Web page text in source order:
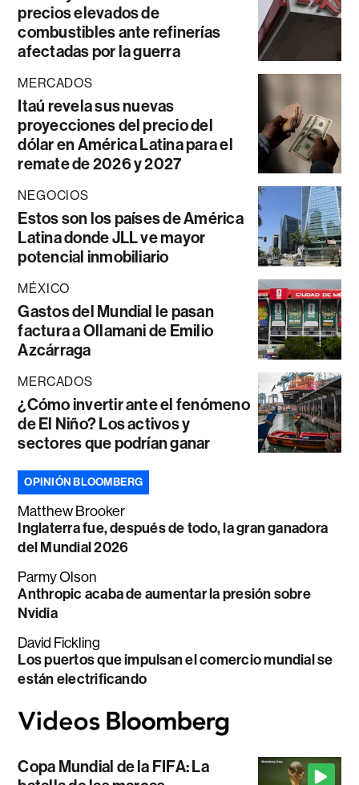
precios elevados de
combustibles ante refinerías
afectadas por la guerra
MERCADOS
Itaú revela sus nuevas
proyecciones del precio del
dólar en América Latina para el
remate de 2026 y 2027
NEGOCIOS
Estos son los países de América
Latina donde JLL ve mayor
potencial inmobiliario
MÉXICO
Gastos del Mundial le pasan
factura a Ollamani de Emilio
Azcárraga
MERCADOS
¿Cómo invertir ante el fenómeno
de El Niño? Los activos y
sectores que podrían ganar
OPINIÓN BLOOMBERG
Matthew Brooker
Inglaterra fue, después de todo, la gran ganadora
del Mundial 2026
Parmy Olson
Anthropic acaba de aumentar la presión sobre
Nvidia
David Fickling
Los puertos que impulsan el comercio mundial se
están electrificando
Copa Mundial de la FIFA: La